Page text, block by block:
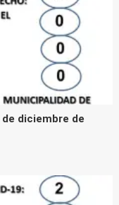
diciembre de